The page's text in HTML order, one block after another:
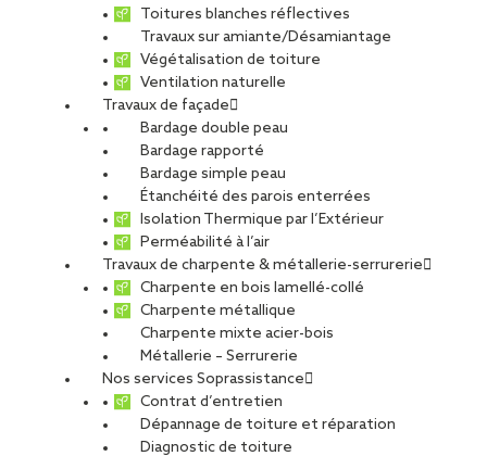
Toitures blanches réflectives
Travaux sur amiante/Désamiantage
Végétalisation de toiture
Ventilation naturelle
Travaux de façade
Bardage double peau
Bardage rapporté
Bardage simple peau
Étanchéité des parois enterrées
Isolation Thermique par l’Extérieur
Perméabilité à l’air
Travaux de charpente & métallerie-serrurerie
Charpente en bois lamellé-collé
Charpente métallique
Charpente mixte acier-bois
Métallerie – Serrurerie
Nos services Soprassistance
Contrat d’entretien
Dépannage de toiture et réparation
Diagnostic de toiture